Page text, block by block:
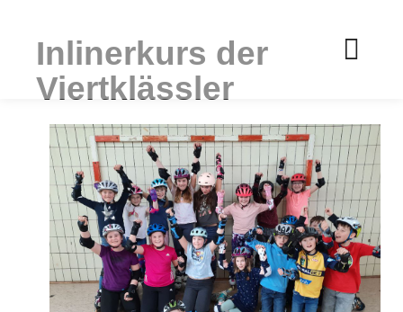
Inlinerkurs der
Viertklässler